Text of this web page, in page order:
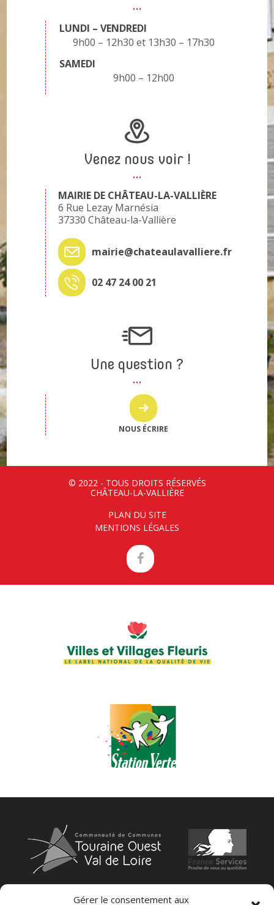
Gérer le consentement aux
LUNDI – VENDREDI
9h00 – 12h30
13h30 – 17h30
SAMEDI
9h00 – 12h00
Venez nous voir !
MAIRIE DE CHÂTEAU-LA-VALLIÈRE
6 Rue Lezay Marnésia
37330 Château-la-Vallière
mairie@chateaulavalliere.fr
02 47 24 00 21
Une question ?
NOUS ÉCRIRE
© 2022 - TOUS DROITS RÉSERVÉS
CHÂTEAU-LA-VALLIÈRE
PLAN DU SITE
MENTIONS LÉGALES